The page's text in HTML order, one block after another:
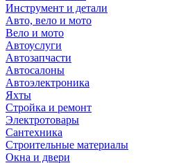
Инструмент и детали
Авто, вело и мото
Вело и мото
Автоуслуги
Автозапчасти
Автосалоны
Автоэлектроника
Яхты
Стройка и ремонт
Электротовары
Сантехника
Строительные материалы
Окна и двери